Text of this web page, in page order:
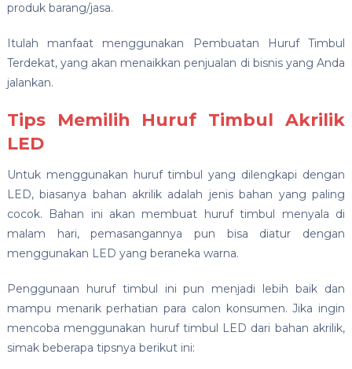
produk barang/jasa.
Itulah manfaat menggunakan Pembuatan Huruf Timbul
Terdekat, yang akan menaikkan penjualan di bisnis yang Anda
jalankan.
Tips Memilih Huruf Timbul Akrilik
LED
Untuk menggunakan huruf timbul yang dilengkapi dengan
LED, biasanya bahan akrilik adalah jenis bahan yang paling
cocok. Bahan ini akan membuat huruf timbul menyala di
malam hari, pemasangannya pun bisa diatur dengan
menggunakan LED yang beraneka warna.
Penggunaan huruf timbul ini pun menjadi lebih baik dan
mampu menarik perhatian para calon konsumen. Jika ingin
mencoba menggunakan huruf timbul LED dari bahan akrilik,
simak beberapa tipsnya berikut ini: